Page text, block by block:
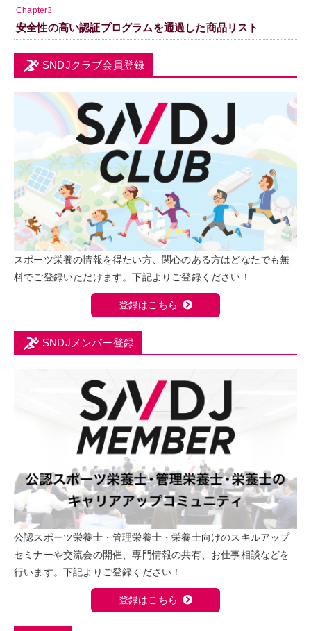
Chapter3
安全性の高い認証プログラムを通過した商品リスト
SNDJクラブ会員登録
スポーツ栄養の情報を得たい方、関心のある方はどなたでも無
料でご登録いただけます。下記よりご登録ください！
登録はこちら
SNDJメンバー登録
公認スポーツ栄養士・管理栄養士・栄養士向けのスキルアップ
セミナーや交流会の開催、専門情報の共有、お仕事相談などを
行います。下記よりご登録ください！
登録はこちら